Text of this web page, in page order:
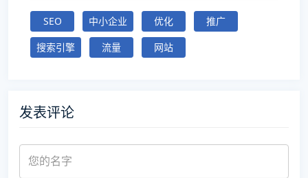
SEO 中小企业 优化
推广
搜索引擎
流量 网站
发表评论